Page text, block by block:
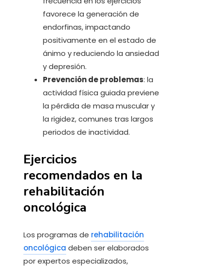
favorece la generación de
endorfinas, impactando
positivamente en el estado de
ánimo y reduciendo la ansiedad
y depresión.
Prevención de problemas: la
actividad física guiada previene
la pérdida de masa muscular y
la rigidez, comunes tras largos
periodos de inactividad.
Ejercicios
recomendados en la
rehabilitación
oncológica
Los programas de rehabilitación
oncológica deben ser elaborados
por expertos especializados,